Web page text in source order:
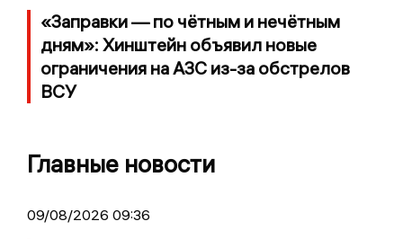
«Заправки — по чётным и нечётным
дням»: Хинштейн объявил новые
ограничения на АЗС из-за обстрелов
ВСУ
Главные новости
09/08/2026 09:36